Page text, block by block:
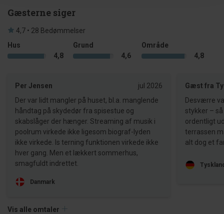
Gæsterne siger
4,7 • 28 Bedømmelser
Hus
4,8
Grund
4,6
Område
4,8
Per Jensen
jul 2026
Der var lidt mangler på huset, bl.a. manglende
håndtag på skydedør fra spisestue og
skabslåger der hænger. Streaming af musik i
poolrum virkede ikke ligesom biograf-lyden
ikke virkede. Is terning funktionen virkede ikke
hver gang. Men et lækkert sommerhus,
smagfuldt indrettet.
Danmark
Gæst fra
Desværre
stykker –
ordentligt
terrassen
alt dog et
Vis alle omtaler